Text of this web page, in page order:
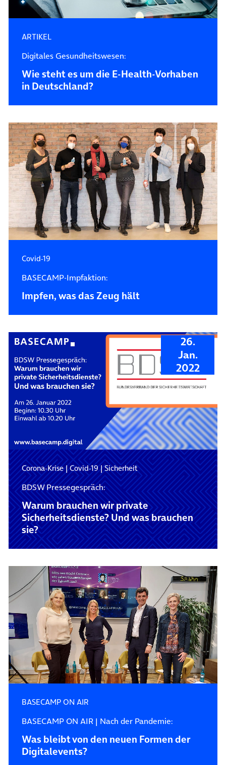
ARTIKEL
Digitales Gesundheitswesen:
Wie steht es um die E-Health-Vorhaben
in Deutschland?
Covid-19
BASECAMP-Impfaktion:
Impfen, was das Zeug hält
26.
Jan.
2022
Corona-Krise|Covid-19|Sicherheit
BDSW Pressegespräch:
Warum brauchen wir private
Sicherheitsdienste? Und was brauchen
sie?
BASECAMP ON AIR
BASECAMP ON AIR | Nach der Pandemie:
Was bleibt von den neuen Formen der
Digitalevents?